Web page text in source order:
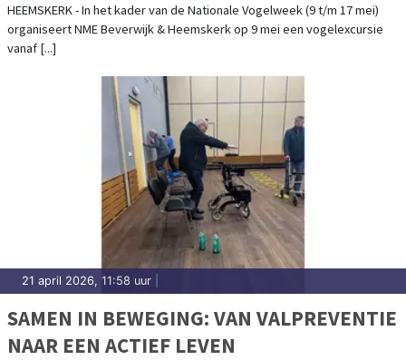
HEEMSKERK - In het kader van de Nationale Vogelweek (9 t/m 17 mei)
organiseert NME Beverwijk & Heemskerk op 9 mei een vogelexcursie
vanaf [...]
21 april 2026, 11:58 uur
SAMEN IN BEWEGING: VAN VALPREVENTIE
NAAR EEN ACTIEF LEVEN